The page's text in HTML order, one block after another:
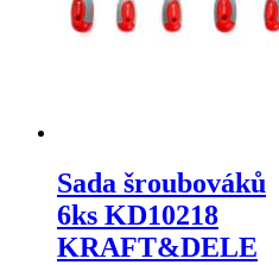
Sada šroubováků
6ks KD10218
KRAFT&DELE